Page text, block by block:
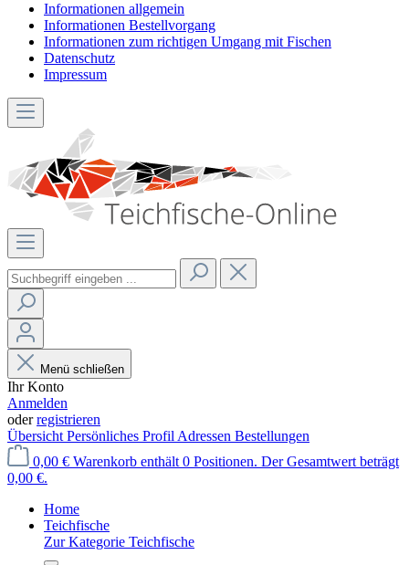
Informationen allgemein
Informationen Bestellvorgang
Informationen zum richtigen Umgang mit Fischen
Datenschutz
Impressum
Menü schließen
Ihr Konto
Anmelden
oderregistrieren
Übersicht Persönliches Profil Adressen Bestellungen
0,00 € Warenkorb enthält 0 Positionen. Der Gesamtwert beträgt
0,00 €.
Home
Teichfische
Zur Kategorie Teichfische